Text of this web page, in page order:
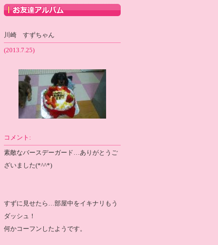
川崎 すずちゃん
(2013.7.25)
コメント:
素敵なバースデーガード…ありがとうご
ざいました(*^^*)
すずに見せたら…部屋中をイキナリもう
ダッシュ！
何かコーフンしたようです。